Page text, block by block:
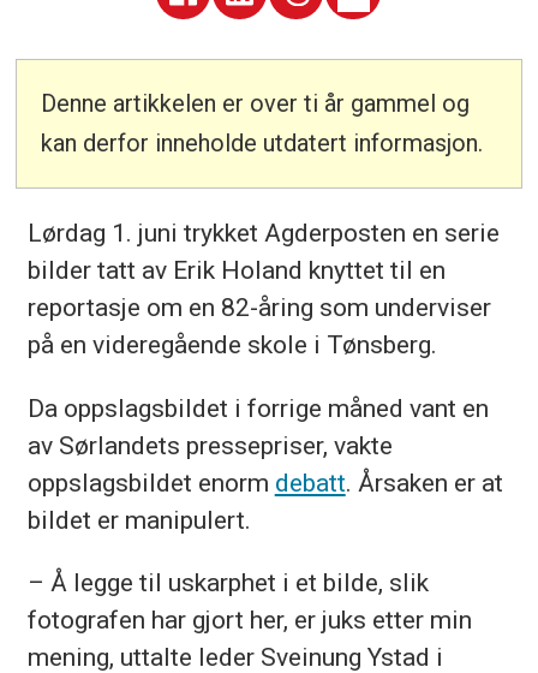
Denne artikkelen er over ti år gammel og
kan derfor inneholde utdatert informasjon.
Lørdag 1. juni trykket Agderposten en serie
bilder tatt av Erik Holand knyttet til en
reportasje om en 82-åring som underviser
på en videregående skole i Tønsberg.
Da oppslagsbildet i forrige måned vant en
av Sørlandets pressepriser, vakte
oppslagsbildet enorm debatt. Årsaken er at
bildet er manipulert.
– Å legge til uskarphet i et bilde, slik
fotografen har gjort her, er juks etter min
mening, uttalte leder Sveinung Ystad i